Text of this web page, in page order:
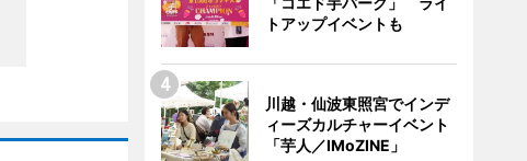
トアップイベントも
川越・仙波東照宮でインデ
ィーズカルチャーイベント
「芋人／IMoZINE」